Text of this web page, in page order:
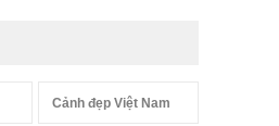
Cảnh đẹp Việt Nam